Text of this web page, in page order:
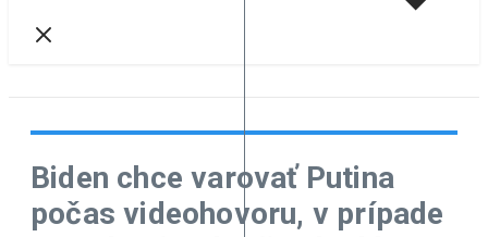
Biden chce varovať Putina
počas videohovoru, v prípade